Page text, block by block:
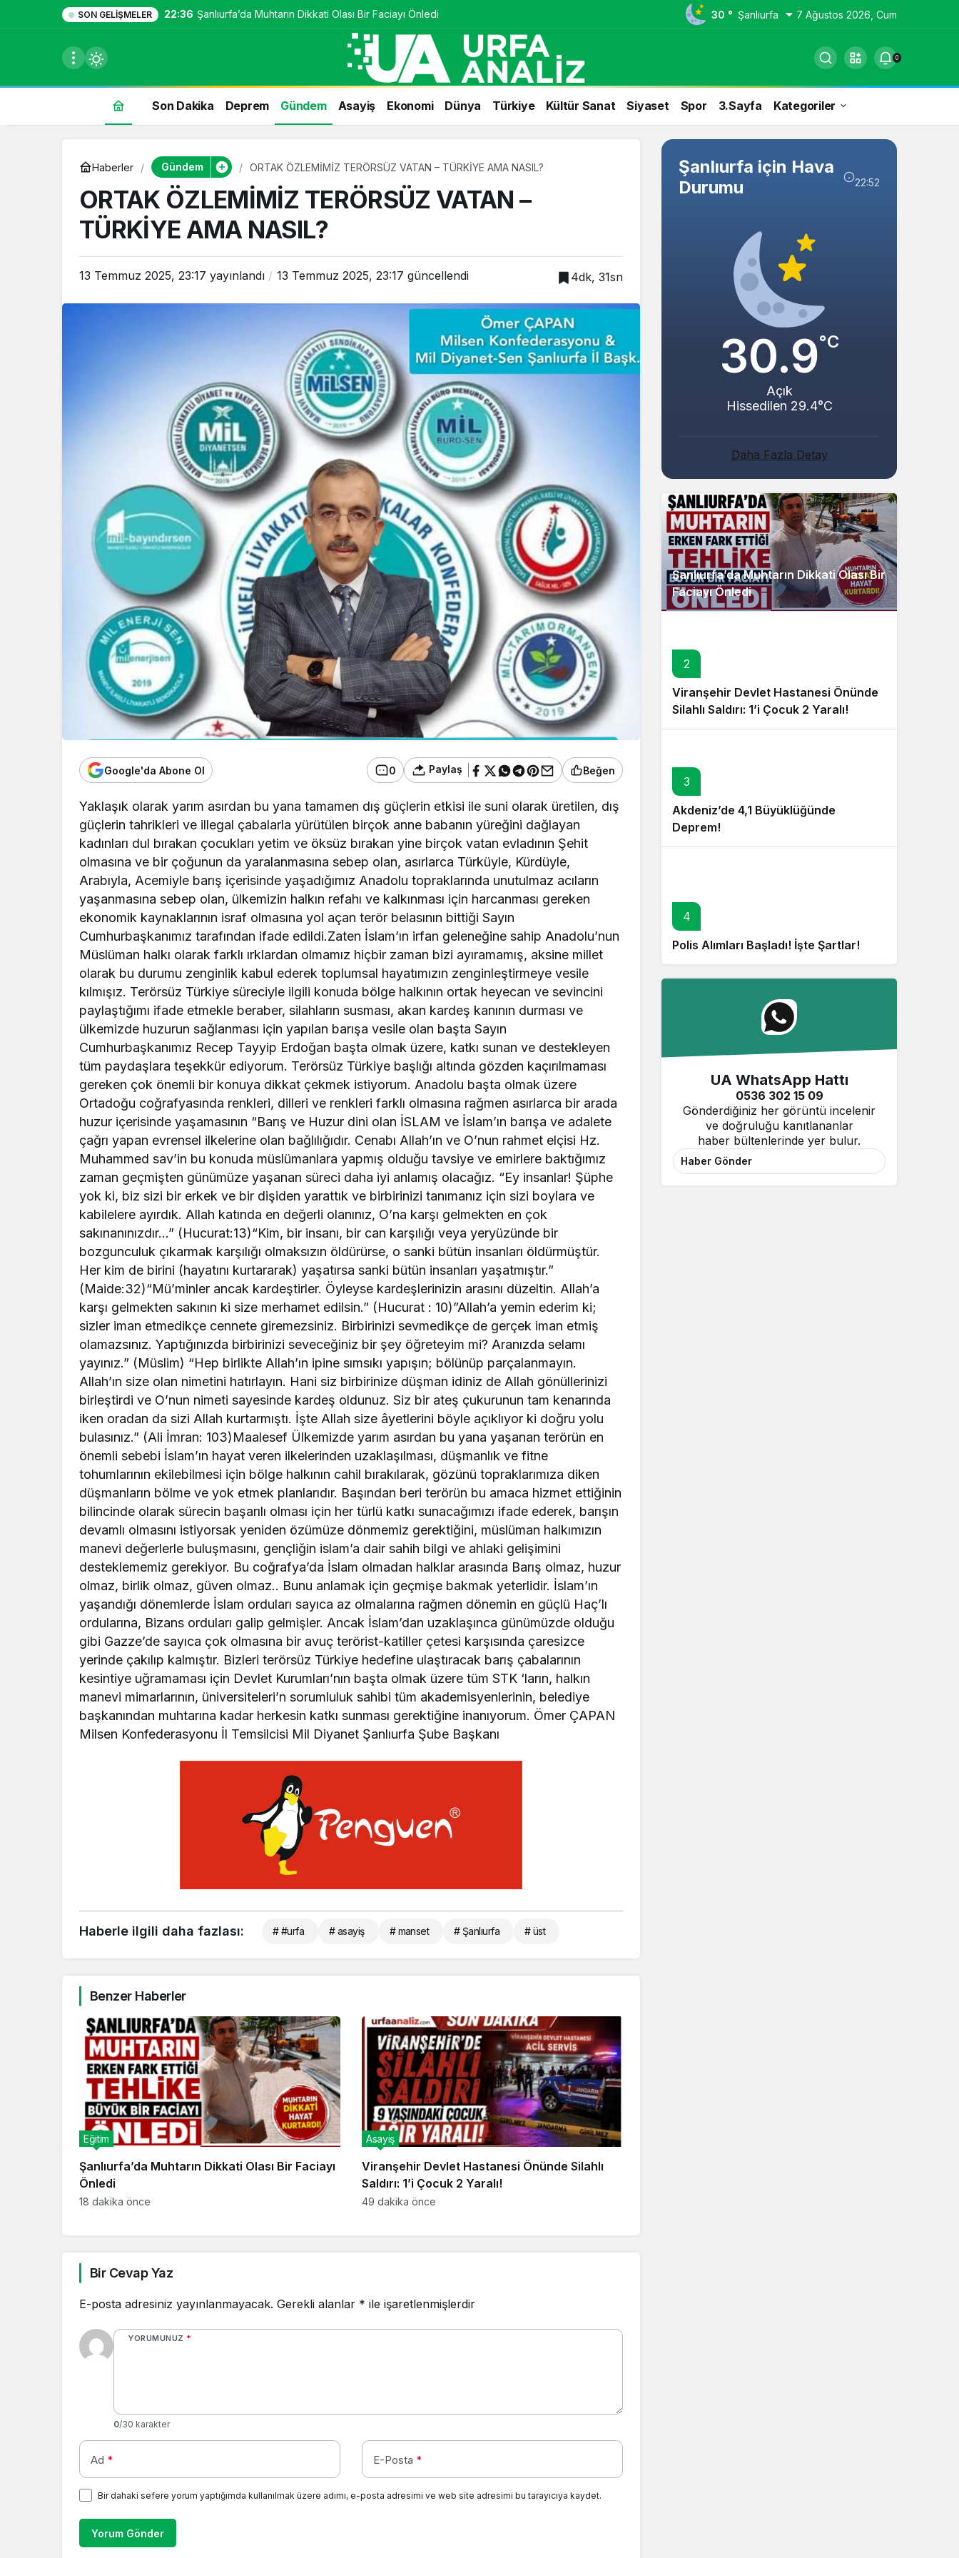
SON GELIŞMELER 22:36 Şanlıurfa’da Muhtarın Dikkati Olası Bir Faciayı Önledi 30 ° Şanlıurfa 7 Ağustos 2026, Cum
0
Son Dakika Deprem Gündem Asayiş Ekonomi Dünya Türkiye Kültür Sanat Siyaset Spor 3.Sayfa Kategoriler
Haberler Gündem ORTAK ÖZLEMİMİZ TERÖRSÜZ VATAN – TÜRKİYE AMA NASIL?
ORTAK ÖZLEMİMİZ TERÖRSÜZ VATAN –
TÜRKİYE AMA NASIL?
13 Temmuz 2025, 23:17 yayınlandı 13 Temmuz 2025, 23:17 güncellendi 4dk, 31sn
Google'da Abone Ol 0 Paylaş Beğen
Yaklaşık olarak yarım asırdan bu yana tamamen dış güçlerin etkisi ile suni olarak üretilen, dış
güçlerin tahrikleri ve illegal çabalarla yürütülen birçok anne babanın yüreğini dağlayan
kadınları dul bırakan çocukları yetim ve öksüz bırakan yine birçok vatan evladının Şehit
olmasına ve bir çoğunun da yaralanmasına sebep olan, asırlarca Türküyle, Kürdüyle,
Arabıyla, Acemiyle barış içerisinde yaşadığımız Anadolu topraklarında unutulmaz acıların
yaşanmasına sebep olan, ülkemizin halkın refahı ve kalkınması için harcanması gereken
ekonomik kaynaklarının israf olmasına yol açan terör belasının bittiği Sayın
Cumhurbaşkanımız tarafından ifade edildi.Zaten İslam’ın irfan geleneğine sahip Anadolu’nun
Müslüman halkı olarak farklı ırklardan olmamız hiçbir zaman bizi ayıramamış, aksine millet
olarak bu durumu zenginlik kabul ederek toplumsal hayatımızın zenginleştirmeye vesile
kılmışız. Terörsüz Türkiye süreciyle ilgili konuda bölge halkının ortak heyecan ve sevincini
paylaştığımı ifade etmekle beraber, silahların susması, akan kardeş kanının durması ve
ülkemizde huzurun sağlanması için yapılan barışa vesile olan başta Sayın
Cumhurbaşkanımız Recep Tayyip Erdoğan başta olmak üzere, katkı sunan ve destekleyen
tüm paydaşlara teşekkür ediyorum. Terörsüz Türkiye başlığı altında gözden kaçırılmaması
gereken çok önemli bir konuya dikkat çekmek istiyorum. Anadolu başta olmak üzere
Ortadoğu coğrafyasında renkleri, dilleri ve renkleri farklı olmasına rağmen asırlarca bir arada
huzur içerisinde yaşamasının “Barış ve Huzur dini olan İSLAM ve İslam’ın barışa ve adalete
çağrı yapan evrensel ilkelerine olan bağlılığıdır. Cenabı Allah’ın ve O’nun rahmet elçisi Hz.
Muhammed sav’in bu konuda müslümanlara yapmış olduğu tavsiye ve emirlere baktığımız
zaman geçmişten günümüze yaşanan süreci daha iyi anlamış olacağız. “Ey insanlar! Şüphe
yok ki, biz sizi bir erkek ve bir dişiden yarattık ve birbirinizi tanımanız için sizi boylara ve
kabilelere ayırdık. Allah katında en değerli olanınız, O’na karşı gelmekten en çok
sakınanınızdır…” (Hucurat:13)“Kim, bir insanı, bir can karşılığı veya yeryüzünde bir
bozgunculuk çıkarmak karşılığı olmaksızın öldürürse, o sanki bütün insanları öldürmüştür.
Her kim de birini (hayatını kurtararak) yaşatırsa sanki bütün insanları yaşatmıştır.”
(Maide:32)“Mü’minler ancak kardeştirler. Öyleyse kardeşlerinizin arasını düzeltin. Allah’a
karşı gelmekten sakının ki size merhamet edilsin.” (Hucurat : 10)”Allah’a yemin ederim ki;
sizler iman etmedikçe cennete giremezsiniz. Birbirinizi sevmedikçe de gerçek iman etmiş
olamazsınız. Yaptığınızda birbirinizi seveceğiniz bir şey öğreteyim mi? Aranızda selamı
yayınız.” (Müslim) “Hep birlikte Allah’ın ipine sımsıkı yapışın; bölünüp parçalanmayın.
Allah’ın size olan nimetini hatırlayın. Hani siz birbirinize düşman idiniz de Allah gönüllerinizi
birleştirdi ve O’nun nimeti sayesinde kardeş oldunuz. Siz bir ateş çukurunun tam kenarında
iken oradan da sizi Allah kurtarmıştı. İşte Allah size âyetlerini böyle açıklıyor ki doğru yolu
bulasınız.” (Ali İmran: 103)Maalesef Ülkemizde yarım asırdan bu yana yaşanan terörün en
önemli sebebi İslam’ın hayat veren ilkelerinden uzaklaşılması, düşmanlık ve fitne
tohumlarının ekilebilmesi için bölge halkının cahil bırakılarak, gözünü topraklarımıza diken
düşmanların bölme ve yok etmek planlarıdır. Başından beri terörün bu amaca hizmet ettiğinin
bilincinde olarak sürecin başarılı olması için her türlü katkı sunacağımızı ifade ederek, barışın
devamlı olmasını istiyorsak yeniden özümüze dönmemiz gerektiğini, müslüman halkımızın
manevi değerlerle buluşmasını, gençliğin islam’a dair sahih bilgi ve ahlaki gelişimini
desteklememiz gerekiyor. Bu coğrafya’da İslam olmadan halklar arasında Barış olmaz, huzur
olmaz, birlik olmaz, güven olmaz.. Bunu anlamak için geçmişe bakmak yeterlidir. İslam’ın
yaşandığı dönemlerde İslam orduları sayıca az olmalarına rağmen dönemin en güçlü Haç’lı
ordularına, Bizans orduları galip gelmişler. Ancak İslam’dan uzaklaşınca günümüzde olduğu
gibi Gazze’de sayıca çok olmasına bir avuç terörist-katiller çetesi karşısında çaresizce
yerinde çakılıp kalmıştır. Bizleri terörsüz Türkiye hedefine ulaştıracak barış çabalarının
kesintiye uğramaması için Devlet Kurumları’nın başta olmak üzere tüm STK ‘ların, halkın
manevi mimarlarının, üniversiteleri’n sorumluluk sahibi tüm akademisyenlerinin, belediye
başkanından muhtarına kadar herkesin katkı sunması gerektiğine inanıyorum. Ömer ÇAPAN
Milsen Konfederasyonu İl Temsilcisi Mil Diyanet Şanlıurfa Şube Başkanı
Haberle ilgili daha fazlası: # #urfa # asayiş # manset # Şanlıurfa # üst
Benzer Haberler
Şanlıurfa’da Muhtarın Dikkati Olası Bir Faciayı
Önledi
Eğitim
18 dakika önce
Viranşehir Devlet Hastanesi Önünde Silahlı
Saldırı: 1’i Çocuk 2 Yaralı!
Asayiş
49 dakika önce
Bir Cevap Yaz
E-posta adresiniz yayınlanmayacak. Gerekli alanlar * ile işaretlenmişlerdir
YORUMUNUZ *
0/30 karakter
Ad * E-Posta *
Bir dahaki sefere yorum yaptığımda kullanılmak üzere adımı, e-posta adresimi ve web site adresimi bu tarayıcıya kaydet.
Yorum Gönder
Şanlıurfa için Hava
Durumu
22:52
30.9°C
Açık
Hissedilen 29.4°C
Daha Fazla Detay
Şanlıurfa’da Muhtarın Dikkati Olası Bir
Faciayı Önledi
2
Viranşehir Devlet Hastanesi Önünde
Silahlı Saldırı: 1’i Çocuk 2 Yaralı!
3
Akdeniz’de 4,1 Büyüklüğünde
Deprem!
4
Polis Alımları Başladı! İşte Şartlar!
UA WhatsApp Hattı
0536 302 15 09
Gönderdiğiniz her görüntü incelenir
ve doğruluğu kanıtlananlar
haber bültenlerinde yer bulur.
Haber Gönder